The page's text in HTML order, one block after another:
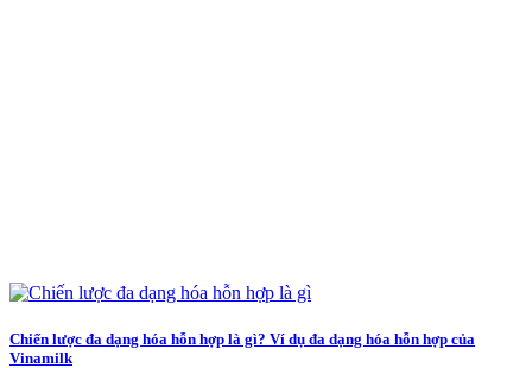
Chiến lược đa dạng hóa hỗn hợp là gì? Ví dụ đa dạng hóa hỗn hợp của
Vinamilk